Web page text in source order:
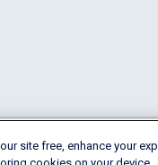
Terms of Use
site free, enhance your